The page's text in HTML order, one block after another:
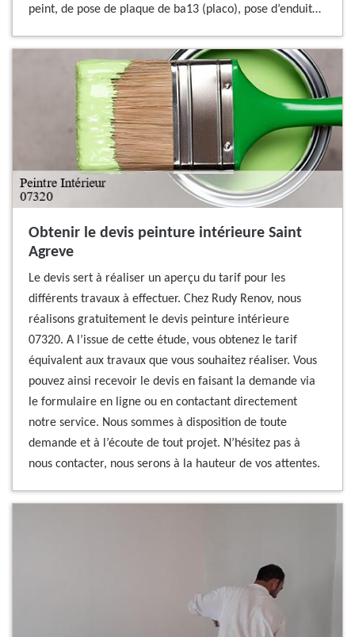
peint, de pose de plaque de ba13 (placo), pose d’enduit…
Obtenir le devis peinture intérieure Saint
Agreve
Le devis sert à réaliser un aperçu du tarif pour les
différents travaux à effectuer. Chez Rudy Renov, nous
réalisons gratuitement le devis peinture intérieure
07320. A l’issue de cette étude, vous obtenez le tarif
équivalent aux travaux que vous souhaitez réaliser. Vous
pouvez ainsi recevoir le devis en faisant la demande via
le formulaire en ligne ou en contactant directement
notre service. Nous sommes à disposition de toute
demande et à l’écoute de tout projet. N’hésitez pas à
nous contacter, nous serons à la hauteur de vos attentes.